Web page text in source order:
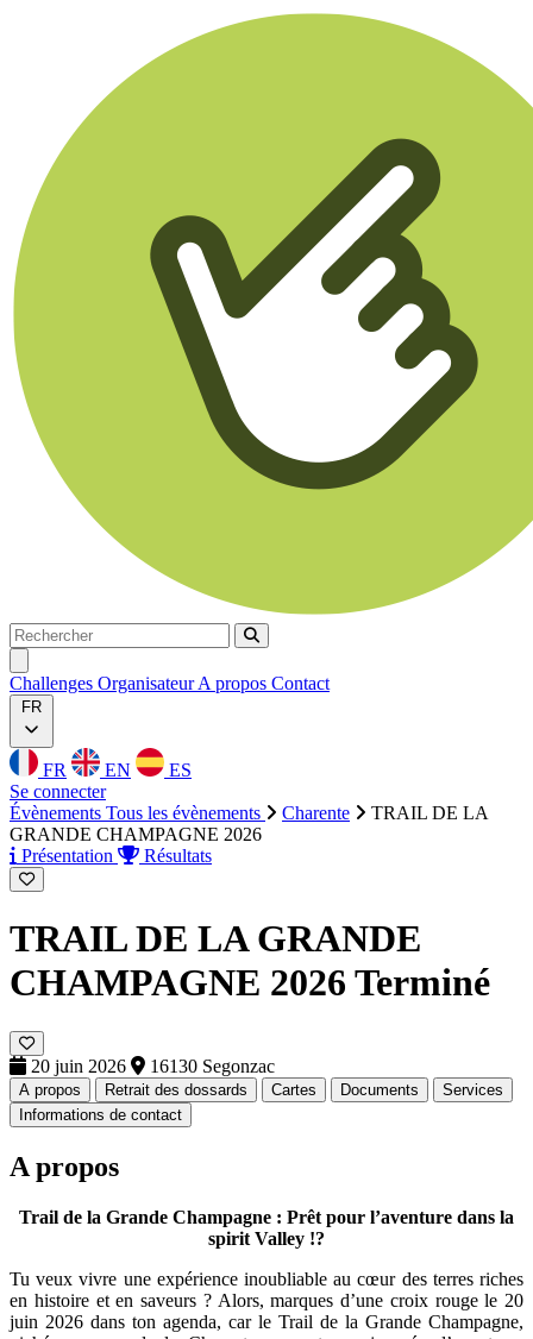
Rechercher
Rechercher
Challenges OrganisateurA propos Contact
FR
FR EN
ES
Se connecter
Évènements Tous les évènements Charente
TRAIL DE LA
GRANDE CHAMPAGNE 2026
Présentation
Résultats
TRAIL DE LA GRANDE
CHAMPAGNE 2026 Terminé
20 juin 2026 16130 Segonzac
A propos Retrait des dossards Cartes Documents
Services
Informations de contact
A propos
Trail de la Grande Champagne : Prêt pour l’aventure dans la
spirit Valley !?
Tu veux vivre une expérience inoubliable au cœur des terres riches
en histoire et en saveurs ? Alors, marques d’une croix rouge le 20
juin 2026 dans ton agenda, car le Trail de la Grande Champagne,